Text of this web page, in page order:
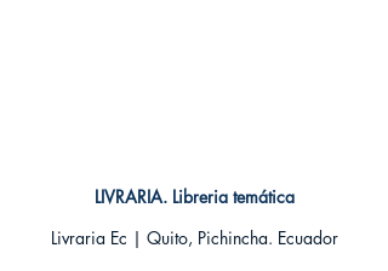
LIVRARIA. Libreria temática
Livraria Ec | Quito, Pichincha. Ecuador